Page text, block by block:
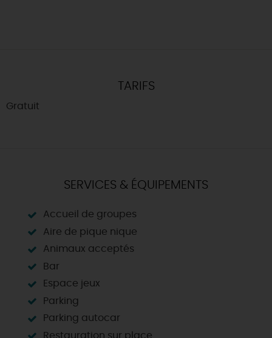
TARIFS
Gratuit
SERVICES & ÉQUIPEMENTS
Accueil de groupes
Aire de pique nique
Animaux acceptés
Bar
Espace jeux
Parking
Parking autocar
Restauration sur place